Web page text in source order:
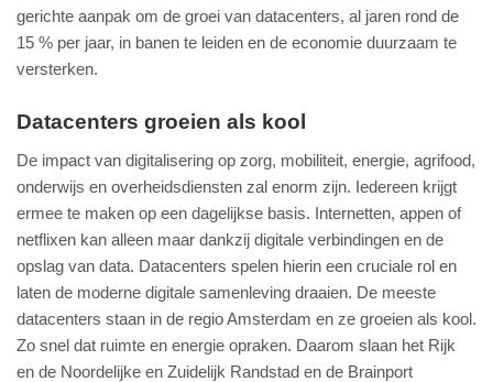
gerichte aanpak om de groei van datacenters, al jaren rond de
15 % per jaar, in banen te leiden en de economie duurzaam te
versterken.
Datacenters groeien als kool
De impact van digitalisering op zorg, mobiliteit, energie, agrifood,
onderwijs en overheidsdiensten zal enorm zijn. Iedereen krijgt
ermee te maken op een dagelijkse basis. Internetten, appen of
netflixen kan alleen maar dankzij digitale verbindingen en de
opslag van data. Datacenters spelen hierin een cruciale rol en
laten de moderne digitale samenleving draaien. De meeste
datacenters staan in de regio Amsterdam en ze groeien als kool.
Zo snel dat ruimte en energie opraken. Daarom slaan het Rijk
en de Noordelijke en Zuidelijk Randstad en de Brainport